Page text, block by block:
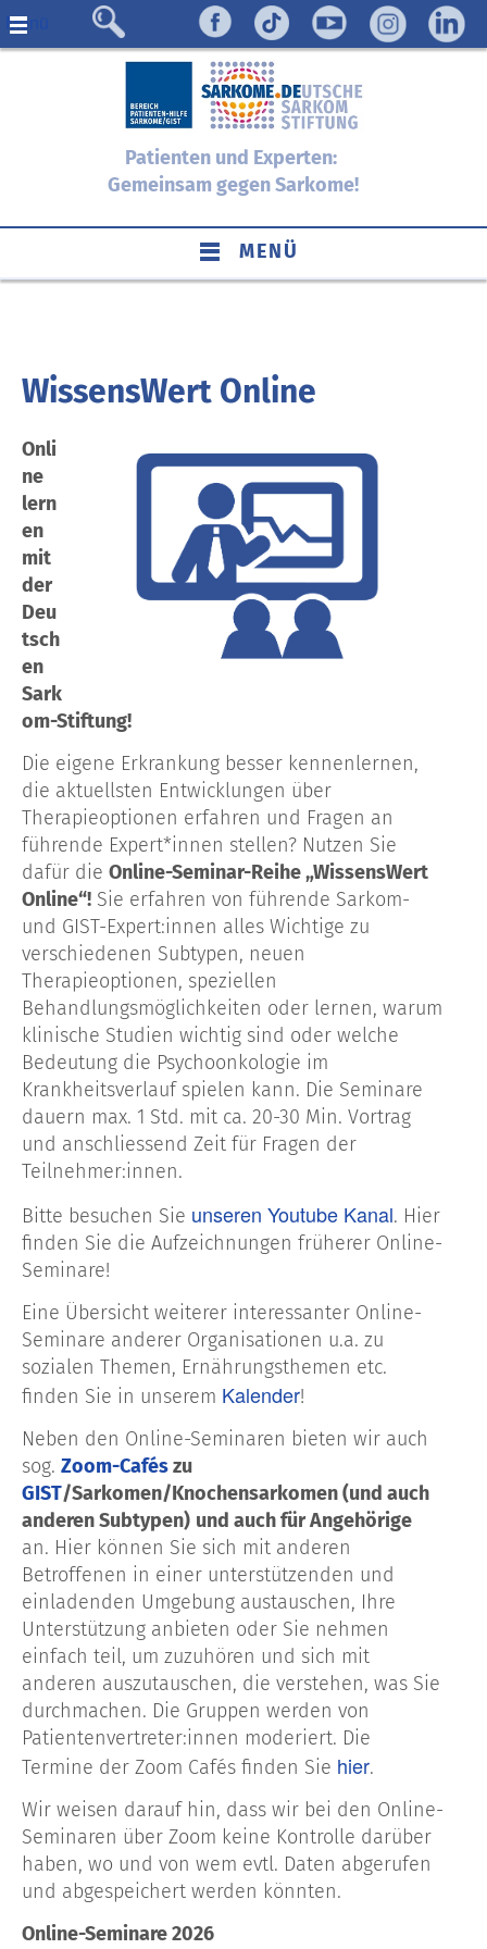
Menü
Patienten und Experten:
Gemeinsam gegen Sarkome!
MENÜ
WissensWert Online
Onli
ne
lern
en
mit
der
Deu
tsch
en
Sark
om-Stiftung!
Die eigene Erkrankung besser kennenlernen,
die aktuellsten Entwicklungen über
Therapieoptionen erfahren und Fragen an
führende Expert*innen stellen? Nutzen Sie
dafür die Online-Seminar-Reihe „WissensWert
Online“! Sie erfahren von führende Sarkom-
und GIST-Expert:innen alles Wichtige zu
verschiedenen Subtypen, neuen
Therapieoptionen, speziellen
Behandlungsmöglichkeiten oder lernen, warum
klinische Studien wichtig sind oder welche
Bedeutung die Psychoonkologie im
Krankheitsverlauf spielen kann. Die Seminare
dauern max. 1 Std. mit ca. 20-30 Min. Vortrag
und anschliessend Zeit für Fragen der
Teilnehmer:innen.
Bitte besuchen Sie unseren Youtube Kanal. Hier
finden Sie die Aufzeichnungen früherer Online-
Seminare!
Eine Übersicht weiterer interessanter Online-
Seminare anderer Organisationen u.a. zu
sozialen Themen, Ernährungsthemen etc.
finden Sie in unserem Kalender!
Neben den Online-Seminaren bieten wir auch
sog. Zoom-Cafészu
GIST/Sarkomen/Knochensarkomen (und auch
anderen Subtypen) und auch für Angehörige
an. Hier können Sie sich mit anderen
Betroffenen in einer unterstützenden und
einladenden Umgebung austauschen, Ihre
Unterstützung anbieten oder Sie nehmen
einfach teil, um zuzuhören und sich mit
anderen auszutauschen, die verstehen, was Sie
durchmachen. Die Gruppen werden von
Patientenvertreter:innen moderiert. Die
Termine der Zoom Cafés finden Sie hier.
Wir weisen darauf hin, dass wir bei den Online-
Seminaren über Zoom keine Kontrolle darüber
haben, wo und von wem evtl. Daten abgerufen
und abgespeichert werden könnten.
Online-Seminare 2026